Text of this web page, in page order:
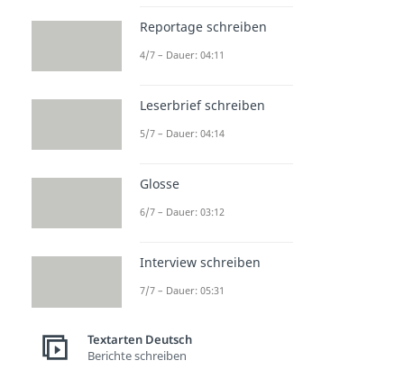
Reportage schreiben
4/7 – Dauer: 04:11
Leserbrief schreiben
5/7 – Dauer: 04:14
Glosse
6/7 – Dauer: 03:12
Interview schreiben
7/7 – Dauer: 05:31
Textarten Deutsch
Berichte schreiben